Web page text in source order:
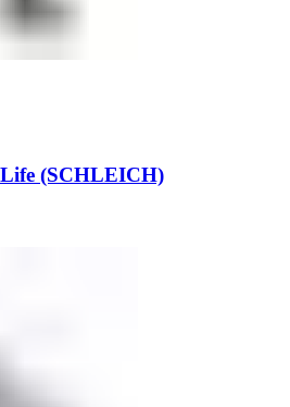
(SCHLEICH)